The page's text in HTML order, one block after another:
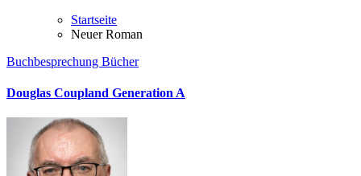
Startseite
Neuer Roman
Buchbesprechung Bücher
Douglas Coupland Generation A